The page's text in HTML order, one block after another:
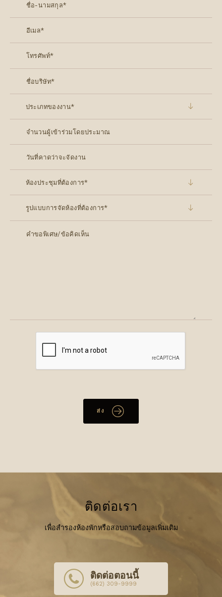
ประเภทของงาน*
ห้องประชุมที่ต้องการ*
รูปแบบการจัดห้องที่ต้องการ*
ติดต่อเรา
เพื่อสำรองห้องพักหรือสอบถามข้อมูลเพิ่มเติม
ติดต่อตอนนี้
(662) 309-9999